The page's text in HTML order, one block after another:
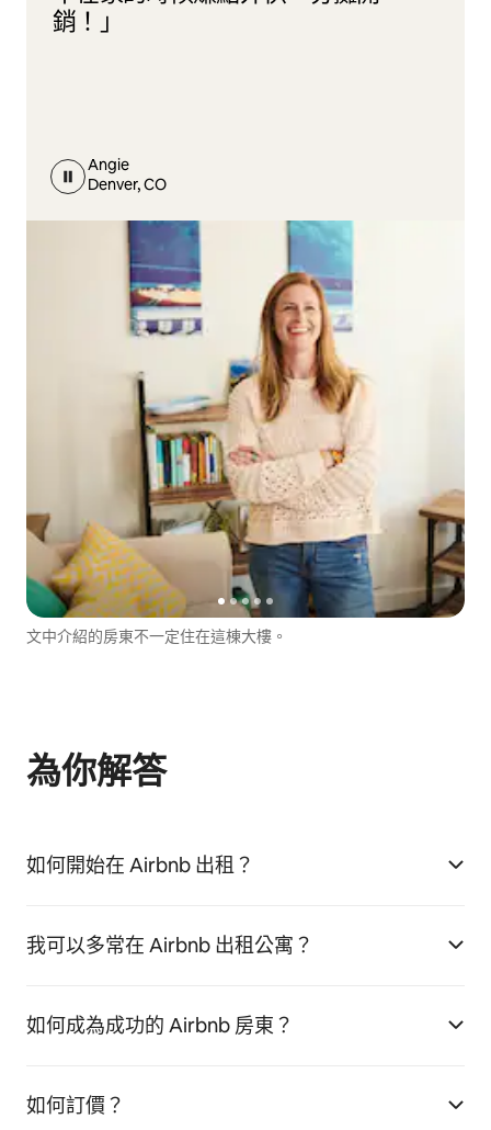
銷！」
Angie
Denver, CO
文中介紹的房東不一定住在這棟大樓。
為你解答
如何開始在 Airbnb 出租？
我可以多常在 Airbnb 出租公寓？
如何成為成功的 Airbnb 房東？
如何訂價？